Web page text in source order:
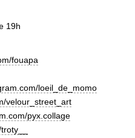
19h
fouapa
loeil_de_momo
velour_street_art
pyx.collage